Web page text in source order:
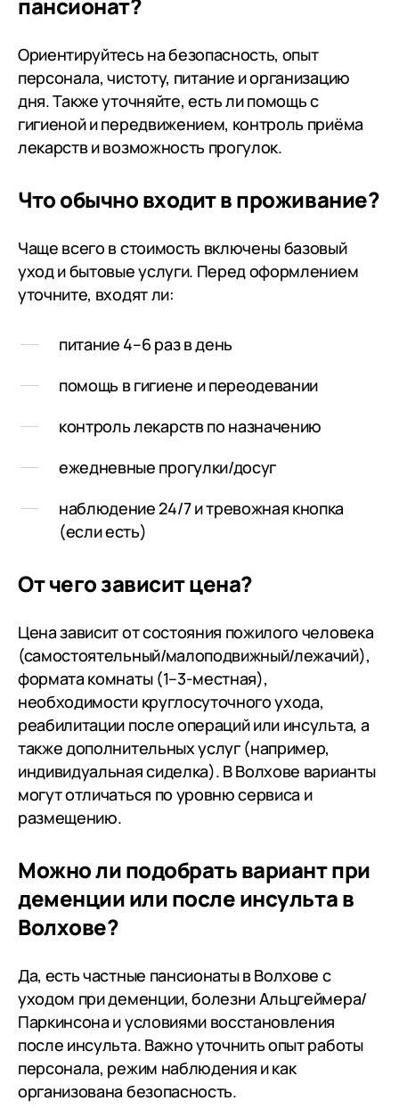
приветливые люди. Готовые
увидела сама как изменилась
наша мама. И меня это повергло
в шок. Как врачи 2месяца смогли
её привести в нормальное
адекватное состояние. Низкий
заботиться о наших близких.
Если ещё думаете о пансионате и
помощь близким-только Лесное
Ориентируйтесь на безопасность, опыт
персонала, чистоту, питание и организацию
дня. Также уточняйте, есть ли помощь с
гигиеной и передвижением, контроль приёма
лекарств и возможность прогулок.
Что обычно входит в проживание?
Чаще всего в стоимость включены базовый
уход и бытовые услуги. Перед оформлением
уточните, входят ли:
питание 4–6 раз в день
помощь в гигиене и переодевании
контроль лекарств по назначению
ежедневные прогулки/досуг
наблюдение 24/7 и тревожная кнопка
(если есть)
От чего зависит цена?
Цена зависит от состояния пожилого человека
(самостоятельный/малоподвижный/лежачий),
формата комнаты (1–3-местная),
необходимости круглосуточного ухода,
реабилитации после операций или инсульта, а
также дополнительных услуг (например,
индивидуальная сиделка). В Волхове варианты
могут отличаться по уровню сервиса и
размещению.
Можно ли подобрать вариант при
деменции или после инсульта в
Волхове?
Да, есть частные пансионаты в Волхове с
уходом при деменции, болезни Альцгеймера/
Паркинсона и условиями восстановления
после инсульта. Важно уточнить опыт работы
персонала, режим наблюдения и как
организована безопасность.